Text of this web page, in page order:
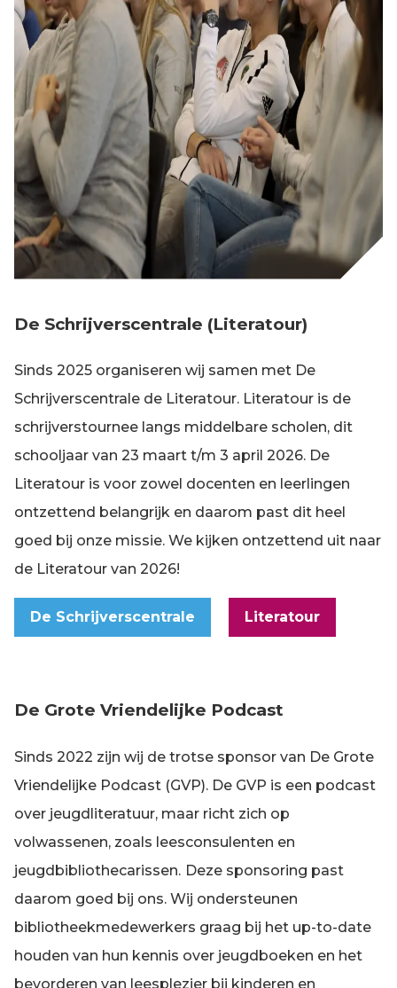
De Schrijverscentrale (Literatour)
Sinds 2025 organiseren wij samen met De
Schrijverscentrale de Literatour. Literatour is de
schrijverstournee langs middelbare scholen, dit
schooljaar van 23 maart t/m 3 april 2026. De
Literatour is voor zowel docenten en leerlingen
ontzettend belangrijk en daarom past dit heel
goed bij onze missie. We kijken ontzettend uit naar
de Literatour van 2026!
De Schrijverscentrale Literatour
De Grote Vriendelijke Podcast
Sinds 2022 zijn wij de trotse sponsor van De Grote
Vriendelijke Podcast (GVP). De GVP is een podcast
over jeugdliteratuur, maar richt zich op
volwassenen, zoals leesconsulenten en
jeugdbibliothecarissen. Deze sponsoring past
daarom goed bij ons. Wij ondersteunen
bibliotheekmedewerkers graag bij het up-to-date
houden van hun kennis over jeugdboeken en het
bevorderen van leesplezier bij kinderen en